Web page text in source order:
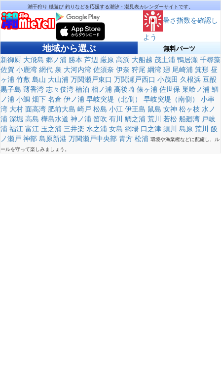
潮干狩り 磯遊び 釣りなどを応援する潮汐・潮見表カレンダーサイトです。
暑さ指数を確認し
よう
地域から選ぶ 無料パーツ
新御厨 大飛島 郷ノ浦 勝本 芦辺 厳原 高浜 大船越 茂土浦 鴨居瀬 千尋藻
佐賀 小鹿湾 網代 泉 大河内湾 佐須奈 伊奈 狩尾 綱湾 廻 尾崎浦 箕形 昼
ヶ浦 竹敷 島山 大山浦 万関瀬戸東口 万関瀬戸西口 小茂田 久根浜 豆酘
黒子島 薄香湾 志々伎湾 楠泊 相ノ浦 高後埼 俵ヶ浦 佐世保 巣喰ノ浦 鯛
ノ浦 小鯛 畑下 名倉 伊ノ浦 早岐突堤（北側） 早岐突堤（南側）
小串
湾 大村 面高湾 肥前大島 崎戸 松島 小江 伊王島 鼠島 女神 松ヶ枝 水ノ
浦 深堀 高島 樺島水道 神ノ浦 笛吹 有川 鯛之浦 荒川 若松 船廻湾 戸岐
浦 福江 富江 玉之浦 三井楽 水之浦 女島 網場 口之津 須川 島原 荒川 飯
ノ瀬戸 神部 島原新港 万関瀬戸中央部 青方 松浦 環境や漁業権などに配慮し、ル
ールを守って楽しみましょう。